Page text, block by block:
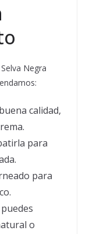
Negra
calidad,
para
para
o